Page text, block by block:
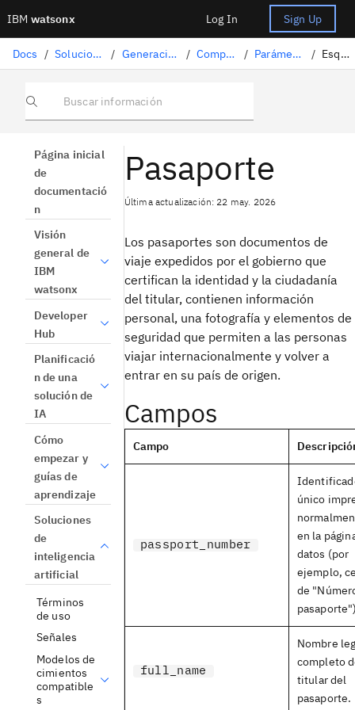
IBM watsonx Log In Sign Up
Docs / Soluciones de inteligencia artificial / Generación aumentada por recuperación / Comprender los documentos / Parámetros de tratamiento de texto / Esquema del pasaporte
Buscar información
Página inicial
de
documentació
n
Visión
general de
IBM
watsonx
Developer
Hub
Planificació
n de una
solución de
IA
Cómo
empezar y
guías de
aprendizaje
Soluciones
de
inteligencia
artificial
Términos
de uso
Señales
Modelos de
cimientos
compatible
s
Pasaporte
Última actualización: 22 may. 2026
Los pasaportes son documentos de
viaje expedidos por el gobierno que
certifican la identidad y la ciudadanía
del titular, contienen información
personal, una fotografía y elementos de
seguridad que permiten a las personas
viajar internacionalmente y volver a
entrar en su país de origen.
Campos
Campo
passport_number
único
en la
datos (por
ejemplo,
de
full_name
Nombre
completo
titular del
pasaporte.